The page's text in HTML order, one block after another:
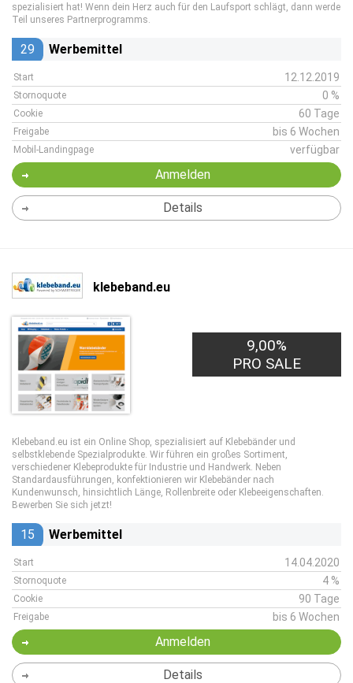
spezialisiert hat! Wenn dein Herz auch für den Laufsport schlägt, dann werde
Teil unseres Partnerprogramms.
29 Werbemittel
Start 12.12.2019
Stornoquote 0 %
Cookie 60 Tage
Freigabe bis 6 Wochen
Mobil-Landingpage verfügbar
Anmelden
Details
klebeband.eu
9,00%
PRO SALE
Klebeband.eu ist ein Online Shop, spezialisiert auf Klebebänder und
selbstklebende Spezialprodukte. Wir führen ein großes Sortiment,
verschiedener Klebeprodukte für Industrie und Handwerk. Neben
Standardausführungen, konfektionieren wir Klebebänder nach
Kundenwunsch, hinsichtlich Länge, Rollenbreite oder Klebeeigenschaften.
Bewerben Sie sich jetzt!
15 Werbemittel
Start 14.04.2020
Stornoquote 4 %
Cookie 90 Tage
Freigabe bis 6 Wochen
Anmelden
Details